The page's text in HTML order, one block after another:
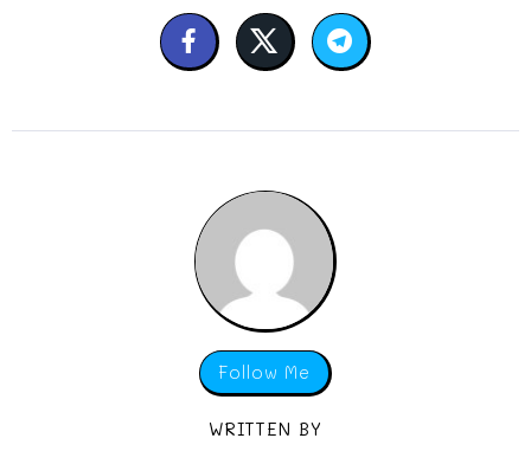
Follow Me
WRITTEN BY